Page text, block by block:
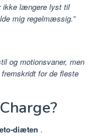
ikke længere lyst til
mig regelmæssig.”
og motionsvaner, men
for de fleste
diæten .